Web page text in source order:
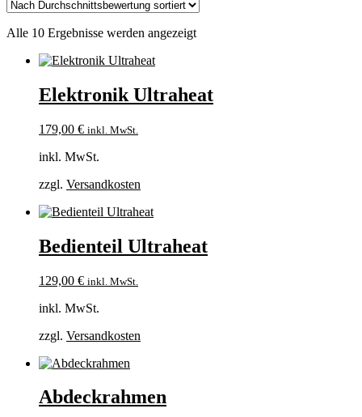
Alle 10 Ergebnisse werden angezeigtNach
Elektronik Ultraheat
179,00 € inkl. MwSt.
inkl. MwSt.
zzgl. Versandkosten
Bedienteil Ultraheat
129,00 € inkl. MwSt.
inkl. MwSt.
zzgl. Versandkosten
Abdeckrahmen